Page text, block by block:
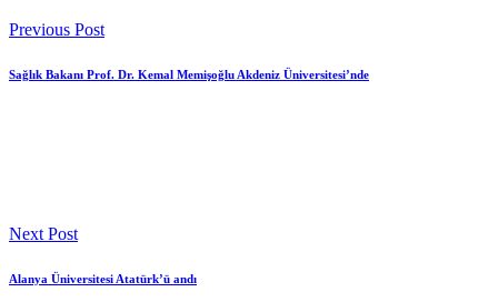
Previous Post
Sağlık Bakanı Prof. Dr. Kemal Memişoğlu Akdeniz Üniversitesi’nde
Next Post
Alanya Üniversitesi Atatürk’ü andı